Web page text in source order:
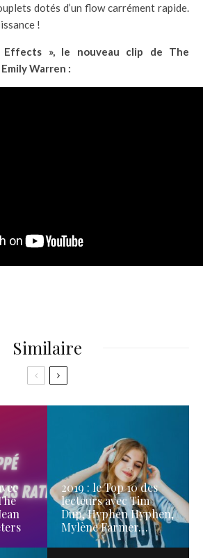
dotés d’un flow carrément rapide.
!
Effects », le nouveau clip de The
Warren :
Similaire
2019 : le Top 10 des
lecteurs avec Tim
Dup, Hyphen Hyphen,
Mylène Farmer…